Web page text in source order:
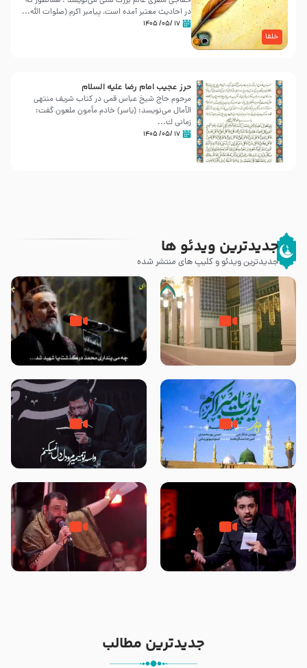
خلفا
در احادیث معتبر آمده است، پیامبر اکرم (صلوات اللّه...
۱۷ /۰۵/ ۱۴۰۵
حرز عجیب امام رضا علیه السلام
مرحوم حاج شیخ عباس قمی در کتاب شریف منتهی
الآمال می‌نویسد: (ياسر) خادم مأمون ملعون گفت:
زمانى ك...
۱۷ /۰۵/ ۱۴۰۵
جدیدترین ویدئو ها
جدیدترین ویدئو و کلیپ های منتشر شده
زیارت پیامبر اکرم صلی الله علیه و
اله و سلم در مدینه به همراه
مرگ یا قتل – ملا باسم کربلایی
زیارت پیامبر اکرم صلی الله علیه و
آله در روز شنبه با نوای علی فانی
مصداق کربلا – حاج حسین سیب
سرخی
شور ، حسینا! به‌ حق زهرا «أُنْظُرْ
إِلَینا» – عزاداری شب هفتم ماه
جانا جانا ابی عبدالله – کربلایی جواد
مقدم – شب هشتم محرم 1448 –
جدیدترین مطالب